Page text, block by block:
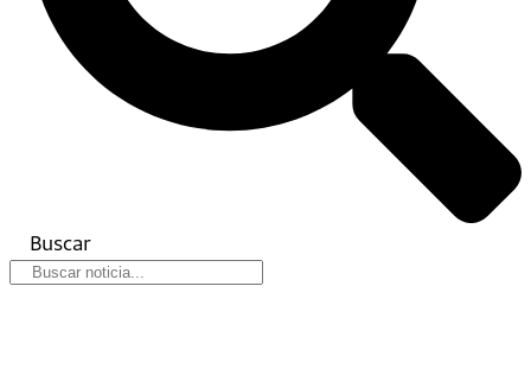
Buscar